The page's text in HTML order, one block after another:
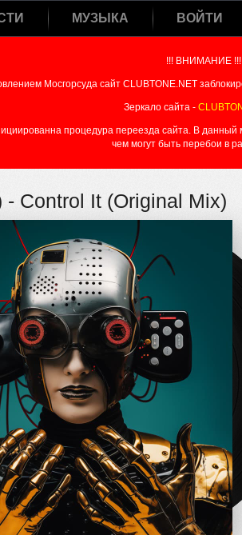
МУЗЫКА ВОЙТИ
!!! ВНИМАНИЕ !!!
Мосгорсуда сайт CLUBTONE.NET
Зеркало сайта -
процедура переезда сайта. В данный
чем могут быть перебои в
- Control It (Original Mix)